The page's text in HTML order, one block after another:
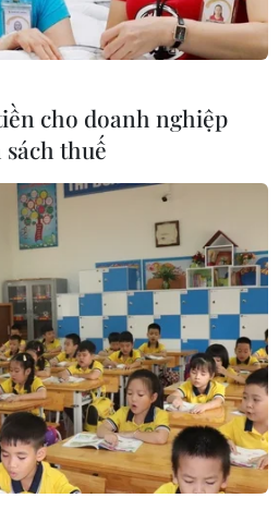
sản ngày Tết của
những mang đậm hương sắc
thể hiện sự sáng tạo và
tộc Tày với tổ tiên của mình
cho doanh nghiệp
thuế